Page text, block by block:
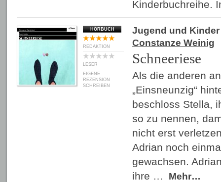
Kinderbuchreihe.
HÖRBUCH
REDAKTION
LESER
EIGENE
REZENSION
SCHREIBEN
Jugend und Kinder
Constanze Weinig
Schneeriese
Als die anderen
„Einsneunzig“
beschloss Stella,
so zu nennen,
nicht erst
Adrian noch
gewachsen.
ihre …
Mehr…